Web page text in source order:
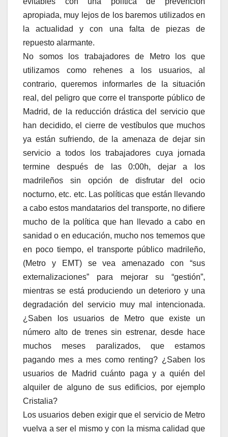
apropiada, muy lejos de los baremos utilizados en
la actualidad y con una falta de piezas de
repuesto alarmante.
No somos los trabajadores de Metro los que
utilizamos como rehenes a los usuarios, al
contrario, queremos informarles de la situación
real, del peligro que corre el transporte público de
Madrid, de la reducción drástica del servicio que
han decidido, el cierre de vestíbulos que muchos
ya están sufriendo, de la amenaza de dejar sin
servicio a todos los trabajadores cuya jornada
termine después de las 0:00h, dejar a los
madrileños sin opción de disfrutar del ocio
nocturno, etc. etc. Las políticas que están llevando
a cabo estos mandatarios del transporte, no difiere
mucho de la política que han llevado a cabo en
sanidad o en educación, mucho nos tememos que
en poco tiempo, el transporte público madrileño,
(Metro y EMT) se vea amenazado con “sus
externalizaciones” para mejorar su “gestión”,
mientras se está produciendo un deterioro y una
degradación del servicio muy mal intencionada.
¿Saben los usuarios de Metro que existe un
número alto de trenes sin estrenar, desde hace
muchos meses paralizados, que estamos
pagando mes a mes como renting? ¿Saben los
usuarios de Madrid cuánto paga y a quién del
alquiler de alguno de sus edificios, por ejemplo
Cristalia?
Los usuarios deben exigir que el servicio de Metro
vuelva a ser el mismo y con la misma calidad que